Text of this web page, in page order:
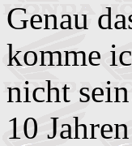
Genau
komme
nicht
10